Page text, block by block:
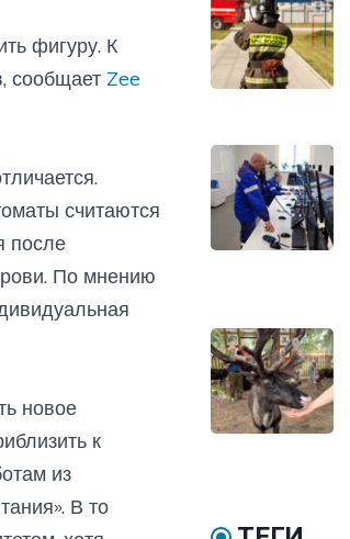
фигуру. К
сообщает Zee
считаются
после
По мнению
новое
к
из
В то